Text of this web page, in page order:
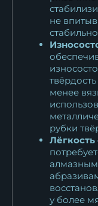
не
менее
рубки
у более